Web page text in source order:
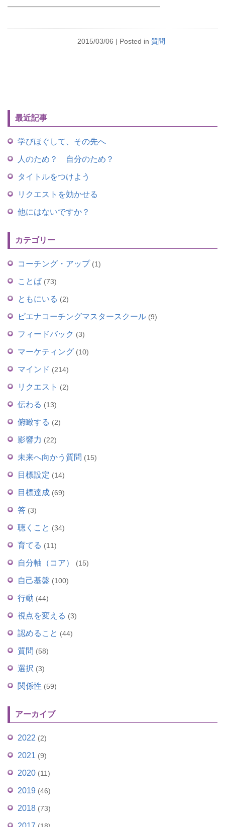
———————————————————
2015/03/06 | Posted in 質問
最近記事
学びほぐして、その先へ
人のため？ 自分のため？
タイトルをつけよう
リクエストを効かせる
他にはないですか？
カテゴリー
コーチング・アップ (1)
ことば (73)
ともにいる (2)
ピエナコーチングマスタースクール (9)
フィードバック (3)
マーケティング (10)
マインド (214)
リクエスト (2)
伝わる (13)
俯瞰する (2)
影響力 (22)
未来へ向かう質問 (15)
目標設定 (14)
目標達成 (69)
答 (3)
聴くこと (34)
育てる (11)
自分軸（コア） (15)
自己基盤 (100)
行動 (44)
視点を変える (3)
認めること (44)
質問 (58)
選択 (3)
関係性 (59)
アーカイブ
2022 (2)
2021 (9)
2020 (11)
2019 (46)
2018 (73)